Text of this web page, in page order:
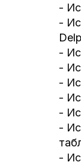
-
-
-
-
-
-
-
-
-